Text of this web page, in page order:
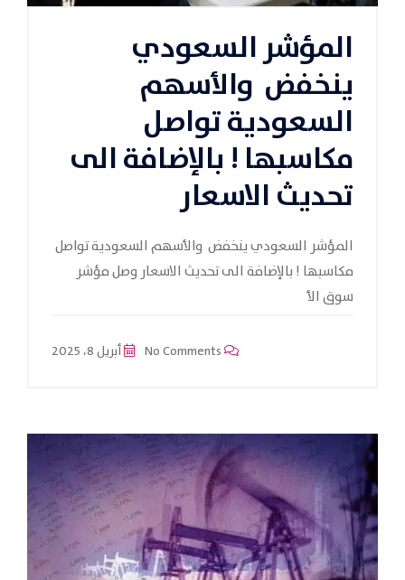
المؤشر السعودي
ينخفض والأسهم
السعودية تواصل
مكاسبها ! بالإضافة الى
تحديث الاسعار
المؤشر السعودي ينخفض والأسهم السعودية تواصل
مكاسبها ! بالإضافة الى تحديث الاسعار وصل مؤشر
سوق الأ
أبريل 8، 2025